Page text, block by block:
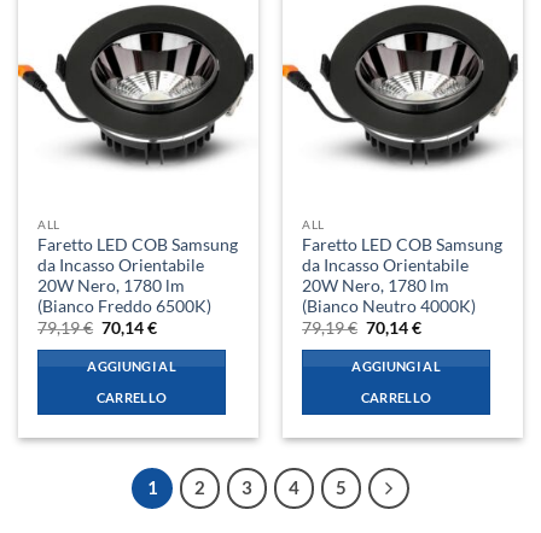
ALL
Faretto LED COB Samsung
da Incasso Orientabile
20W Nero, 1780 lm
(Bianco Freddo 6500K)
79,19€ Il
prezzo
originale
era:
79,19 €.
70,14€Il
attuale
è:
70,14 €.
AGGIUNGI AL
CARRELLO
ALL
Faretto LED COB Samsung
da Incasso Orientabile
20W Nero, 1780 lm
(Bianco Neutro 4000K)
79,19€ Il
prezzo
originale
era:
79,19 €.
70,14€Il
attuale
è:
70,14 €.
AGGIUNGI AL
CARRELLO
1 2 3 4 5